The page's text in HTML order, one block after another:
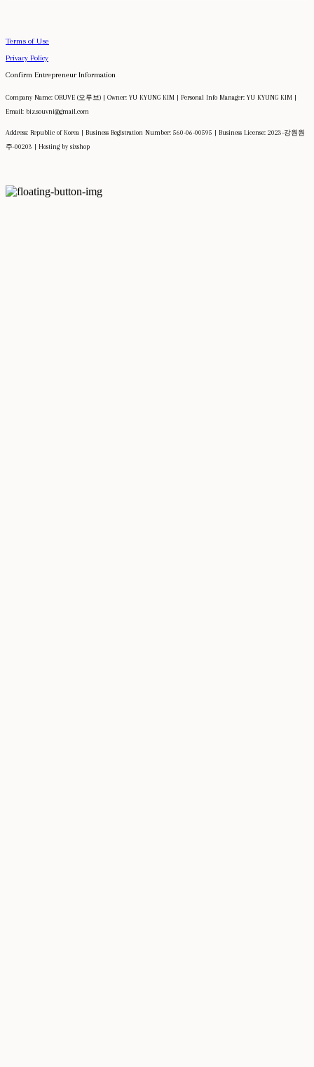
Terms of Use
Privacy Policy
Confirm Entrepreneur Information
Company Name: ORUVE (오루브) | Owner: YU KYUNG KIM | Personal Info Manager: YU KYUNG KIM |
Email: biz.souvni@gmail.com
Address: Republic of Korea | Business Registration Number: 560-06-00595 | Business License: 2023-강원원
주-00203 | Hosting by sixshop